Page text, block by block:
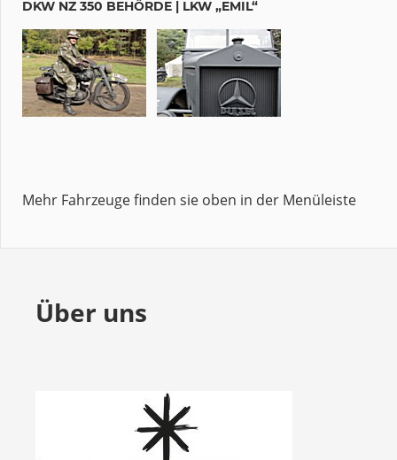
DKW NZ 350 BEHÖRDE | LKW „EMIL“
Mehr Fahrzeuge finden sie oben in der Menüleiste
Über uns